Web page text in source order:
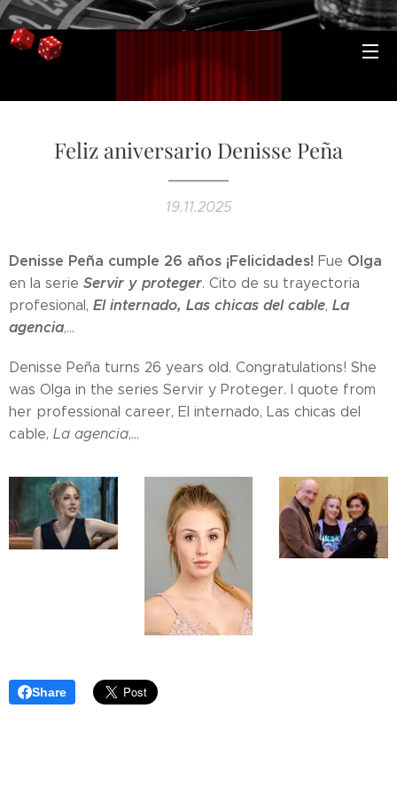
Feliz aniversario Denisse Peña
19.11.2025
Denisse Peña cumple 26 años ¡Felicidades! Fue Olga
en la serie Servir y proteger. Cito de su trayectoria
profesional, El internado, Las chicas del cable, La
agencia,...
Denisse Peña turns 26 years old. Congratulations! She
was Olga in the series Servir y Proteger. I quote from
her professional career, El internado, Las chicas del
cable, La agencia,...
Share